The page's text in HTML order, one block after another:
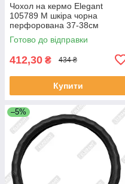
Чохол на кермо Elegant
105789 М шкіра чорна
перфорована 37-38см
Готово до відправки
412,30 ₴ 434 ₴
Купити
–5%